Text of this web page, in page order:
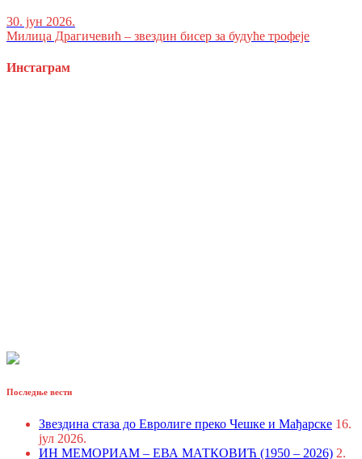
30. јун 2026.
Милица Драгичевић – звездин бисер за будуће трофеје
Инстаграм
Последње вести
Звездина стаза до Евролиге преко Чешке и Мађарске 16.
јул 2026.
ИН МЕМОРИАМ – ЕВА МАТКОВИЋ (1950 – 2026) 2.